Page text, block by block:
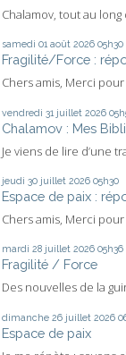
Chalamov, tout au
samedi 01 août 2026 05h30
Fragilité/Force :
Chers amis, Merci
vendredi 31 juillet 2026
Chalamov : Mes
Je viens de lire d’une
jeudi 30 juillet 2026 05h30
Espace de paix :
Chers amis, Merci
mardi 28 juillet 2026 05h36
Fragilité / Force
Des nouvelles de la
dimanche 26 juillet 2026
Espace de paix